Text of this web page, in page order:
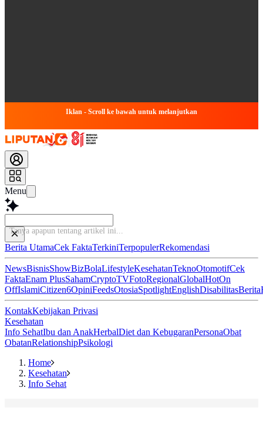
Iklan - Scroll ke bawah untuk melanjutkan
Menu
Tanya apapun tentang arti
Berita UtamaCek FaktaTerkiniTerpopulerRekomendasi
NewsBisnisShowBizBolaLifestyleKesehatanTeknoOtomotifCek
FaktaEnam PlusSahamCryptoTVFotoRegionalGlobalHotOn
OffIslamiCitizen6OpiniFeedsOtosiaSpotlightEnglishDisabilitasBerita
KontakKebijakan Privasi
Kesehatan
Info SehatIbu dan AnakHerbalDiet dan KebugaranPersonaObat
ObatanRelationshipPsikologi
Home
Kesehatan
Info Sehat